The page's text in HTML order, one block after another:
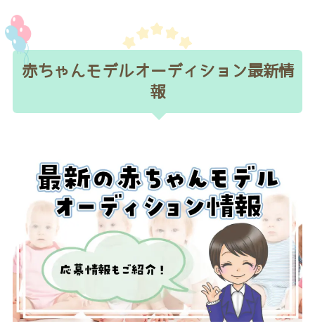
赤ちゃんモデルオーディション最新情
報